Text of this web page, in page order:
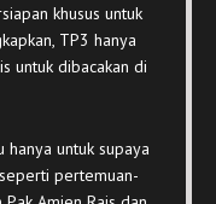
khusus untuk
TP3 hanya
untuk dibacakan di
hanya untuk supaya
pertemuan-